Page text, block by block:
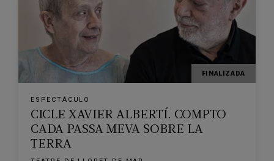
FINALIZADA
ESPECTÁCULO
CICLE XAVIER ALBERTÍ. COMPTO
CADA PASSA MEVA SOBRE LA
TERRA